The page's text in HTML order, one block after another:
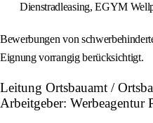
Dienstradleasing, EGYM
Bewerbungen von
Eignung vorrangig berücksichtigt.
Leitung Ortsbauamt /
Arbeitgeber: Werbeagentur